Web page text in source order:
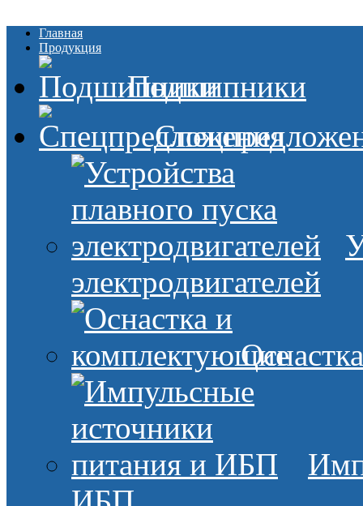
Главная
Продукция
Подшипники
электродвигателей